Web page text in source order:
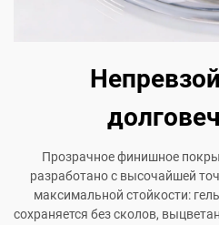
Прозрачное финишное
разработано с высочайшей
максимальной стойкости:
сохраняется без сколов,